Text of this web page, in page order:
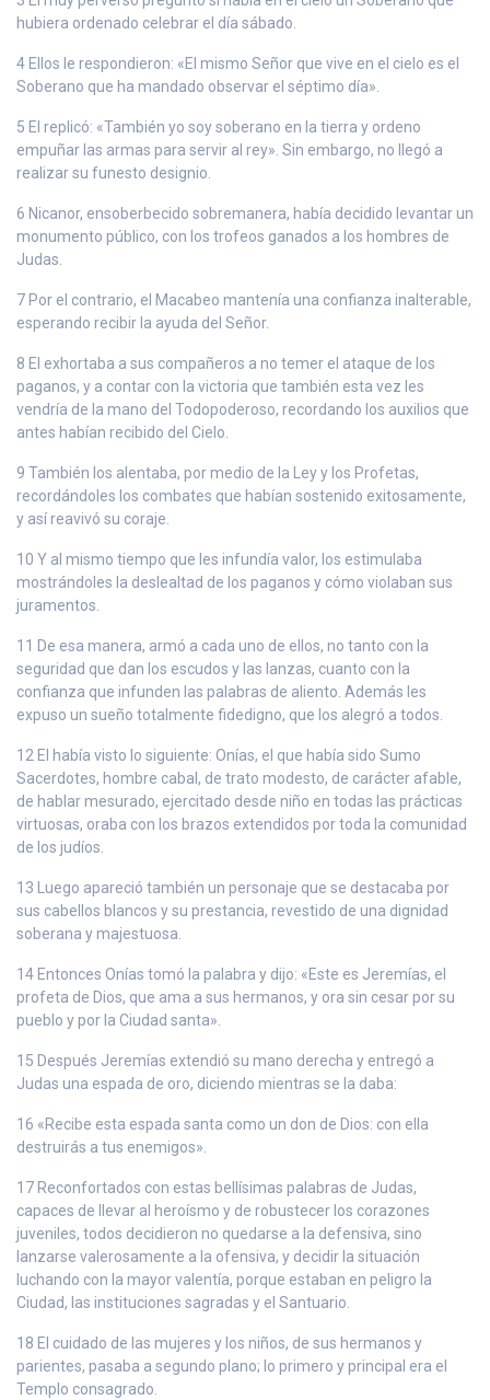
hubiera ordenado celebrar el día sábado.
4 Ellos le respondieron: «El mismo Señor que vive en el cielo es el
Soberano que ha mandado observar el séptimo día».
5 El replicó: «También yo soy soberano en la tierra y ordeno
empuñar las armas para servir al rey». Sin embargo, no llegó a
realizar su funesto designio.
6 Nicanor, ensoberbecido sobremanera, había decidido levantar un
monumento público, con los trofeos ganados a los hombres de
Judas.
7 Por el contrario, el Macabeo mantenía una confianza inalterable,
esperando recibir la ayuda del Señor.
8 El exhortaba a sus compañeros a no temer el ataque de los
paganos, y a contar con la victoria que también esta vez les
vendría de la mano del Todopoderoso, recordando los auxilios que
antes habían recibido del Cielo.
9 También los alentaba, por medio de la Ley y los Profetas,
recordándoles los combates que habían sostenido exitosamente,
y así reavivó su coraje.
10 Y al mismo tiempo que les infundía valor, los estimulaba
mostrándoles la deslealtad de los paganos y cómo violaban sus
juramentos.
11 De esa manera, armó a cada uno de ellos, no tanto con la
seguridad que dan los escudos y las lanzas, cuanto con la
confianza que infunden las palabras de aliento. Además les
expuso un sueño totalmente fidedigno, que los alegró a todos.
12 El había visto lo siguiente: Onías, el que había sido Sumo
Sacerdotes, hombre cabal, de trato modesto, de carácter afable,
de hablar mesurado, ejercitado desde niño en todas las prácticas
virtuosas, oraba con los brazos extendidos por toda la comunidad
de los judíos.
13 Luego apareció también un personaje que se destacaba por
sus cabellos blancos y su prestancia, revestido de una dignidad
soberana y majestuosa.
14 Entonces Onías tomó la palabra y dijo: «Este es Jeremías, el
profeta de Dios, que ama a sus hermanos, y ora sin cesar por su
pueblo y por la Ciudad santa».
15 Después Jeremías extendió su mano derecha y entregó a
Judas una espada de oro, diciendo mientras se la daba:
16 «Recibe esta espada santa como un don de Dios: con ella
destruirás a tus enemigos».
17 Reconfortados con estas bellísimas palabras de Judas,
capaces de llevar al heroísmo y de robustecer los corazones
juveniles, todos decidieron no quedarse a la defensiva, sino
lanzarse valerosamente a la ofensiva, y decidir la situación
luchando con la mayor valentía, porque estaban en peligro la
Ciudad, las instituciones sagradas y el Santuario.
18 El cuidado de las mujeres y los niños, de sus hermanos y
parientes, pasaba a segundo plano; lo primero y principal era el
Templo consagrado.